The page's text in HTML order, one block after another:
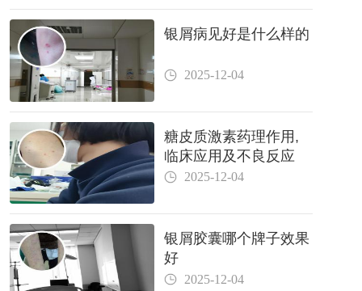
银屑病见好是什么样的
2025-12-04
糖皮质激素药理作用,
临床应用及不良反应
2025-12-04
银屑胶囊哪个牌子效果
好
2025-12-04